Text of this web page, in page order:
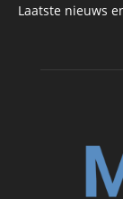
Laatste nieuws